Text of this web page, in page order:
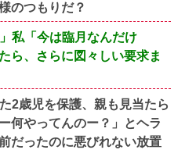
のつもりだ？
私「今は臨月なんだけ
、さらに図々しい要求ま
2歳児を保護、親も見当たら
何やってんのー？」とヘラ
だったのに悪びれない放置